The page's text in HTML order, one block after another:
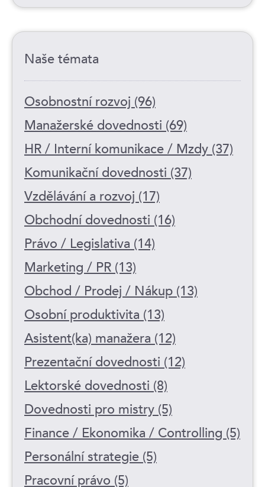
Naše témata
Osobnostní rozvoj (96)
Manažerské dovednosti (69)
HR / Interní komunikace / Mzdy (37)
Komunikační dovednosti (37)
Vzdělávání a rozvoj (17)
Obchodní dovednosti (16)
Právo / Legislativa (14)
Marketing / PR (13)
Obchod / Prodej / Nákup (13)
Osobní produktivita (13)
Asistent(ka) manažera (12)
Prezentační dovednosti (12)
Lektorské dovednosti (8)
Dovednosti pro mistry (5)
Finance / Ekonomika / Controlling (5)
Personální strategie (5)
Pracovní právo (5)